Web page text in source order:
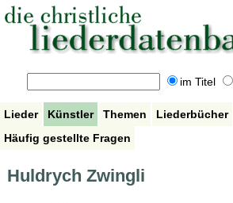
im Titel
Lieder Künstler Themen Liederbücher
Häufig gestellte Fragen
Huldrych Zwingli